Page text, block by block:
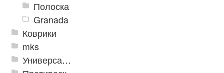
Полоска
Granada
Коврики
mks
Универсальные модульные покрытия